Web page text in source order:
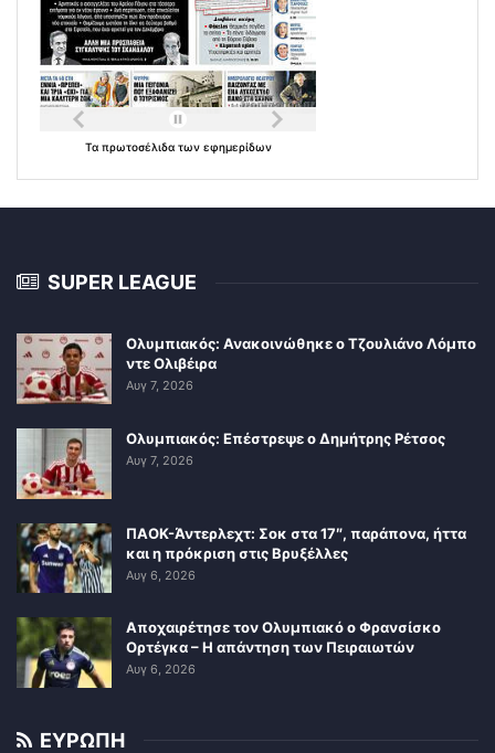
Τα πρωτοσέλιδα των εφημερίδων
SUPER LEAGUE
Ολυμπιακός: Ανακοινώθηκε ο Τζουλιάνο Λόμπο
ντε Ολιβέιρα
Αυγ 7, 2026
Ολυμπιακός: Επέστρεψε ο Δημήτρης Ρέτσος
Αυγ 7, 2026
ΠΑΟΚ-Άντερλεχτ: Σοκ στα 17″, παράπονα, ήττα
και η πρόκριση στις Βρυξέλλες
Αυγ 6, 2026
Αποχαιρέτησε τον Ολυμπιακό ο Φρανσίσκο
Ορτέγκα – Η απάντηση των Πειραιωτών
Αυγ 6, 2026
ΕΥΡΩΠΗ